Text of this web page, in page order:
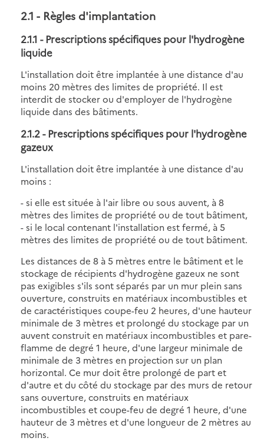
2.1 - Règles d'implantation
2.1.1 - Prescriptions spécifiques pour l'hydrogène
liquide
L'installation doit être implantée à une distance d'au
moins 20 mètres des limites de propriété. Il est
interdit de stocker ou d'employer de l'hydrogène
liquide dans des bâtiments.
2.1.2 - Prescriptions spécifiques pour l'hydrogène
gazeux
L'installation doit être implantée à une distance d'au
moins :
- si elle est située à l'air libre ou sous auvent, à 8
mètres des limites de propriété ou de tout bâtiment,
- si le local contenant l'installation est fermé, à 5
mètres des limites de propriété ou de tout bâtiment.
Les distances de 8 à 5 mètres entre le bâtiment et le
stockage de récipients d'hydrogène gazeux ne sont
pas exigibles s'ils sont séparés par un mur plein sans
ouverture, construits en matériaux incombustibles et
de caractéristiques coupe-feu 2 heures, d'une hauteur
minimale de 3 mètres et prolongé du stockage par un
auvent construit en matériaux incombustibles et pare-
flamme de degré 1 heure, d'une largeur minimale de
minimale de 3 mètres en projection sur un plan
horizontal. Ce mur doit être prolongé de part et
d'autre et du côté du stockage par des murs de retour
sans ouverture, construits en matériaux
incombustibles et coupe-feu de degré 1 heure, d'une
hauteur de 3 mètres et d'une longueur de 2 mètres au
moins.